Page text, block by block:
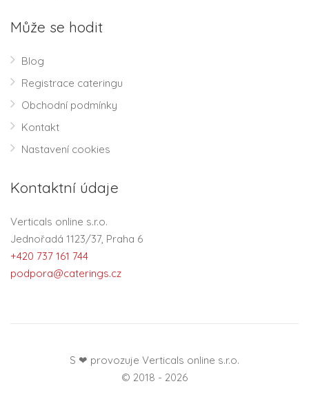
Může se hodit
Blog
Registrace cateringu
Obchodní podmínky
Kontakt
Nastavení cookies
Kontaktní údaje
Verticals online s.r.o.
Jednořadá 1123/37, Praha 6
+420 737 161 744
podpora@caterings.cz
S ❤ provozuje Verticals online s.r.o.
© 2018 - 2026